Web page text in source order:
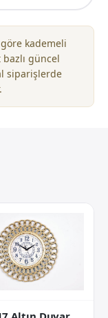
kademeli
güncel
siparişlerde